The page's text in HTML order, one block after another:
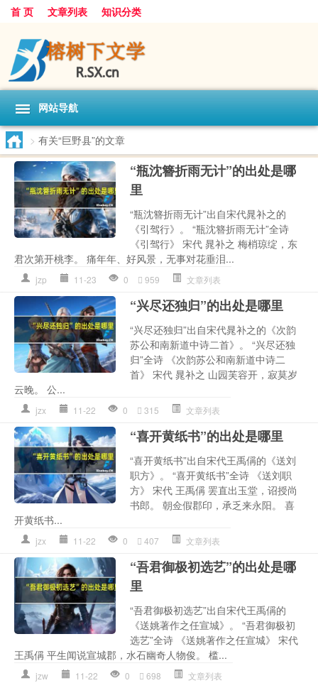
首 页 文章列表 知识分类
网站导航
> 有关“巨野县”的文章
“瓶沈簪折雨无计”的出处是哪
里
“瓶沈簪折雨无计”出自宋代晁补之的
《引驾行》。 “瓶沈簪折雨无计”全诗
《引驾行》 宋代 晁补之 梅梢琼绽，东
君次第开桃李。 痛年年、好风景，无事对花垂泪...
jzp 11-23 0 959 文章列表
“兴尽还独归”的出处是哪里
“兴尽还独归”出自宋代晁补之的《次韵
苏公和南新道中诗二首》。 “兴尽还独
归”全诗 《次韵苏公和南新道中诗二
首》 宋代 晁补之 山园芙容开，寂莫岁
云晚。 公...
jzx 11-22 0 315 文章列表
“喜开黄纸书”的出处是哪里
“喜开黄纸书”出自宋代王禹偁的《送刘
职方》。 “喜开黄纸书”全诗 《送刘职
方》 宋代 王禹偁 罢直出玉堂，诏授尚
书郎。 朝佥假郡印，承乏来永阳。 喜
开黄纸书...
jzx 11-22 0 407 文章列表
“吾君御极初选艺”的出处是哪
里
“吾君御极初选艺”出自宋代王禹偁的
《送姚著作之任宣城》。 “吾君御极初
选艺”全诗 《送姚著作之任宣城》 宋代
王禹偁 平生闻说宣城郡，水石幽奇人物俊。 槛...
jzw 11-22 0 698 文章列表